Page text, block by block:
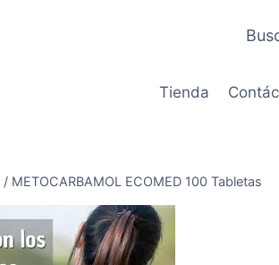
Tienda
/ METOCARBAMOL ECOMED 100 Tabletas